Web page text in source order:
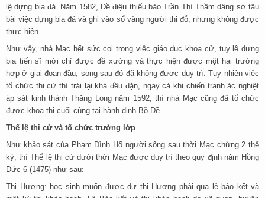
lệ dựng bia đá. Năm 1582, Đề điệu thiếu bảo Trần Thì Thầm dâng sớ tâu
bài việc dựng bia đá và ghi vào sổ vàng người thi đỗ, nhưng không được
thực hiện.
Như vậy, nhà Mạc hết sức coi trọng việc giáo dục khoa cử, tuy lệ dựng
bia tiến sĩ mới chỉ được đề xướng và thực hiện được một hai trường
hợp ở giai đoạn đầu, song sau đó đã không được duy trì. Tuy nhiên việc
tổ chức thi cử thì trái lại khá đều đặn, ngay cả khi chiến tranh ác nghiệt
áp sát kinh thành Thăng Long năm 1592, thì nhà Mạc cũng đã tổ chức
được khoa thi cuối cùng tại hành dinh Bồ Đề.
Thể lệ thi cử và tổ chức trường lớp
Như khảo sát của Phạm Đình Hổ người sống sau thời Mạc chừng 2 thế
kỷ, thì Thể lệ thi cử dưới thời Mạc được duy trì theo quy định năm Hồng
Đức 6 (1475) như sau:
Thi Hương: học sinh muốn được dự thi Hương phải qua lệ bảo kết và